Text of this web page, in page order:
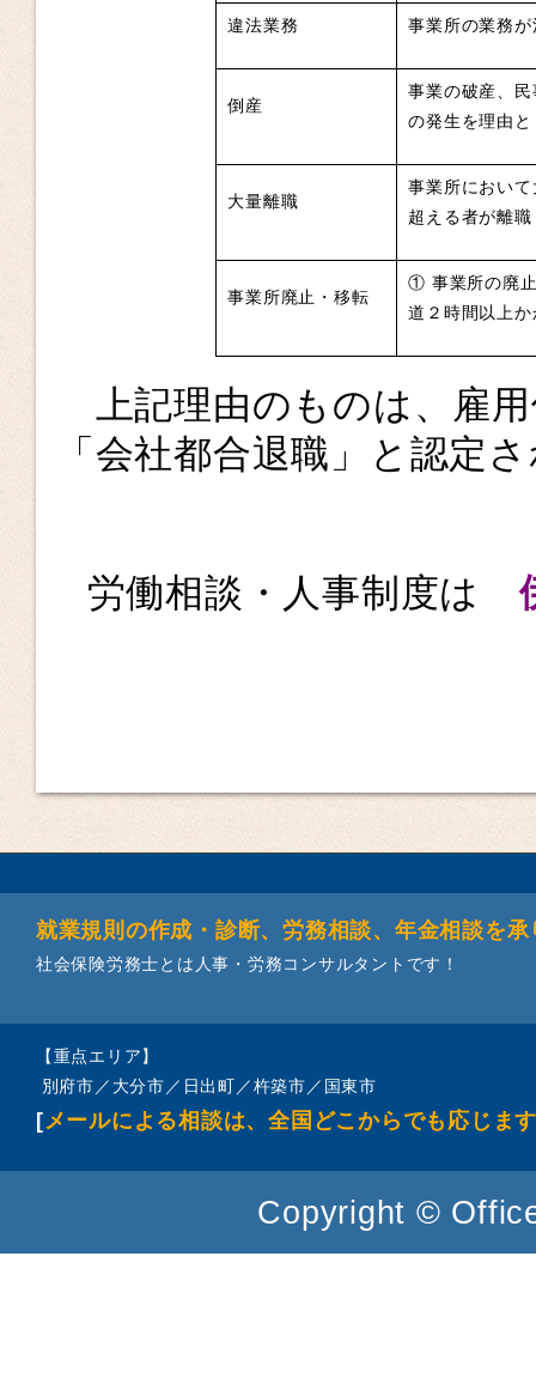
違法業務 事業所の業務
倒産
事業の破産、
の発生を理由
大量離職
事業所におい
超える者が離
事業所廃止・移転
① 事業所の廃
道２時間以上
上記理由のものは、雇
「会社都合退職」と認定
労働相談・人事制度は
就業規則の作成・診断、労務相談、年金相談を承
社会保険労務士とは人事・労務コンサルタントです！
【重点エリア】
別府市／大分市／日出町／杵築市／国東市
[ メールによる相談は、全国どこからでも応じま
Copyright ©